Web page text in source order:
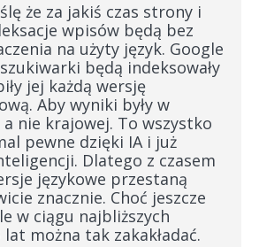
że za jakiś czas strony i
wpisów będą bez
na użyty język. Google
będą indeksowały
jej każdą wersję
Aby wyniki były w
a nie krajowej. To wszystko
pewne dzięki IA i już
Dlatego z czasem
językowe przestaną
znacznie. Choć jeszcze
w ciągu najbliższych
można tak zakakładać.